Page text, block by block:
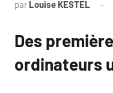
par Louise KESTEL
Des
ordinateurs